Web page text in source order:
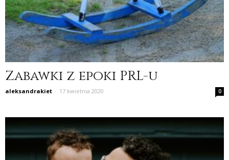
Zabawki z epoki PRL-u
aleksandrakiet - 17 kwietnia 2020 0